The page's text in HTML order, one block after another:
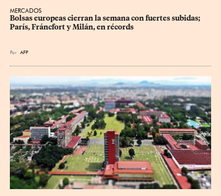
MERCADOS
Bolsas europeas cierran la semana con fuertes subidas;
París, Fráncfort y Milán, en récords
Por AFP